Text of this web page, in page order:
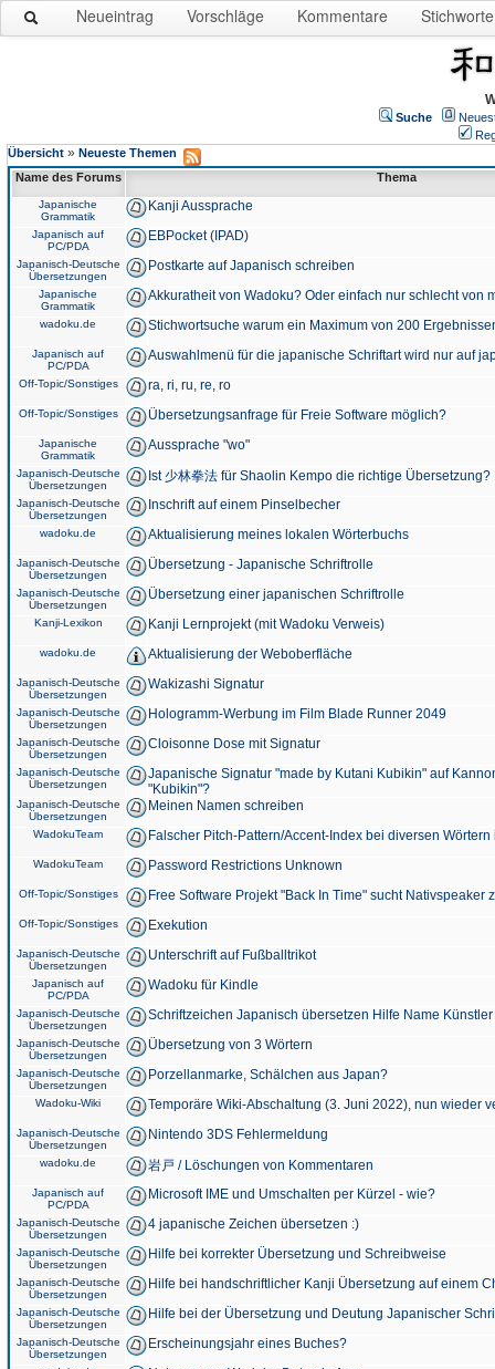
Neueintrag Vorschläge Kommentare Stichworte
Suche
Übersicht » Neueste Themen
Name des Forums
Thema
Japanische
Grammatik
Kanji Aussprache
Japanisch auf
PC/PDA
EBPocket (IPAD)
Japanisch-Deutsche
Übersetzungen
Postkarte auf Japanisch schreiben
Japanische
Grammatik
Akkuratheit von Wadoku? Oder einfach nur schlecht von
wadoku.de Stichwortsuche warum ein Maximum von 200
Japanisch auf
PC/PDA
Auswahlmenü für die japanische Schriftart wird nur auf
Off-Topic/Sonstiges ra, ri, ru, re, ro
Off-Topic/Sonstiges Übersetzungsanfrage für Freie Software möglich?
Japanische
Grammatik
Aussprache "wo"
Japanisch-Deutsche
Übersetzungen
Ist 少林拳法 für Shaolin Kempo die richtige Übersetzung?
Japanisch-Deutsche
Übersetzungen
Inschrift auf einem Pinselbecher
wadoku.de Aktualisierung meines lokalen Wörterbuchs
Japanisch-Deutsche
Übersetzungen
Übersetzung - Japanische Schriftrolle
Japanisch-Deutsche
Übersetzungen
Übersetzung einer japanischen Schriftrolle
Kanji-Lexikon Kanji Lernprojekt (mit Wadoku Verweis)
wadoku.de Aktualisierung der Weboberfläche
Japanisch-Deutsche
Übersetzungen
Wakizashi Signatur
Japanisch-Deutsche
Übersetzungen
Hologramm-Werbung im Film Blade Runner 2049
Japanisch-Deutsche
Übersetzungen
Cloisonne Dose mit Signatur
Japanisch-Deutsche
Übersetzungen
Japanische Signatur "made by Kutani Kubikin" auf
"Kubikin"?
Japanisch-Deutsche
Übersetzungen
Meinen Namen schreiben
WadokuTeam Falscher Pitch-Pattern/Accent-Index bei diversen
WadokuTeam Password Restrictions Unknown
Off-Topic/Sonstiges Free Software Projekt "Back In Time" sucht Nativspeaker
Off-Topic/Sonstiges Exekution
Japanisch-Deutsche
Übersetzungen
Unterschrift auf Fußballtrikot
Japanisch auf
PC/PDA
Wadoku für Kindle
Japanisch-Deutsche
Übersetzungen
Schriftzeichen Japanisch übersetzen Hilfe Name
Japanisch-Deutsche
Übersetzungen
Übersetzung von 3 Wörtern
Japanisch-Deutsche
Übersetzungen
Porzellanmarke, Schälchen aus Japan?
Wadoku-Wiki Temporäre Wiki-Abschaltung (3. Juni 2022), nun wieder
Japanisch-Deutsche
Übersetzungen
Nintendo 3DS Fehlermeldung
wadoku.de 岩戸 / Löschungen von Kommentaren
Japanisch auf
PC/PDA
Microsoft IME und Umschalten per Kürzel - wie?
Japanisch-Deutsche
Übersetzungen
4 japanische Zeichen übersetzen :)
Japanisch-Deutsche
Übersetzungen
Hilfe bei korrekter Übersetzung und Schreibweise
Japanisch-Deutsche
Übersetzungen
Hilfe bei handschriftlicher Kanji Übersetzung auf einem
Japanisch-Deutsche
Übersetzungen
Hilfe bei der Übersetzung und Deutung Japanischer
Japanisch-Deutsche
Übersetzungen
Erscheinungsjahr eines Buches?